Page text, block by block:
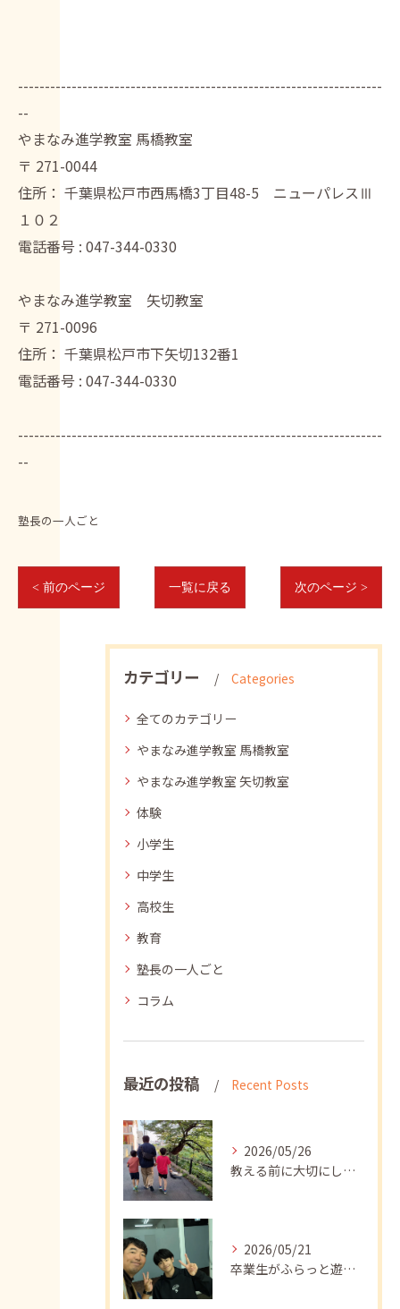
--------------------------------------------------------------------
--
やまなみ進学教室 馬橋教室
〒 271-0044
住所： 千葉県松戸市西馬橋3丁目48-5 ニューパレスⅢ
１０２
電話番号 : 047-344-0330
やまなみ進学教室 矢切教室
〒 271-0096
住所： 千葉県松戸市下矢切132番1
電話番号 : 047-344-0330
--------------------------------------------------------------------
--
塾長の一人ごと
< 前のページ 一覧に戻る 次のページ >
カテゴリー Categories
全てのカテゴリー
やまなみ進学教室 馬橋教室
やまなみ進学教室 矢切教室
体験
小学生
中学生
高校生
教育
塾長の一人ごと
コラム
最近の投稿 Recent Posts
2026/05/26
教える前に大切にしたいこと
2026/05/21
卒業生がふらっと遊びに来てくれました